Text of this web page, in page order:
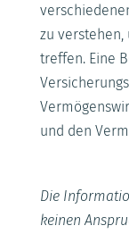
zu
treffen. Eine
und den
Die
keinen